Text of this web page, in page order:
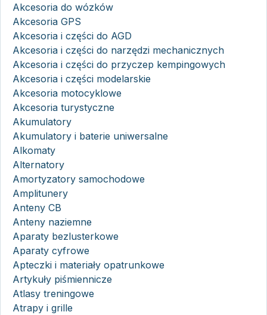
Akcesoria do wózków
Akcesoria GPS
Akcesoria i części do AGD
Akcesoria i części do narzędzi mechanicznych
Akcesoria i części do przyczep kempingowych
Akcesoria i części modelarskie
Akcesoria motocyklowe
Akcesoria turystyczne
Akumulatory
Akumulatory i baterie uniwersalne
Alkomaty
Alternatory
Amortyzatory samochodowe
Amplitunery
Anteny CB
Anteny naziemne
Aparaty bezlusterkowe
Aparaty cyfrowe
Apteczki i materiały opatrunkowe
Artykuły piśmiennicze
Atlasy treningowe
Atrapy i grille